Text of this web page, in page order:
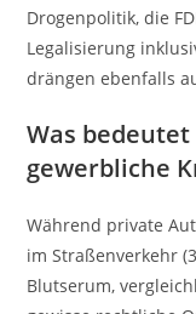
Drogenpolitik, die
Legalisierung
drängen ebenfalls
Was
gewerbliche
Während private
im Straßenverkehr
Blutserum,